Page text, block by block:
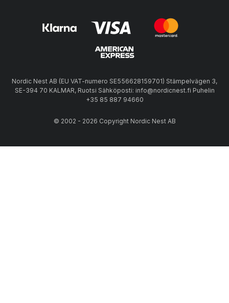
Nordic Nest AB (EU VAT-numero SE556628159701) Stämpelvägen 3,
SE-394 70 KALMAR, Ruotsi Sähköposti: info@nordicnest.fi Puhelin
+35 85 887 94660
© 2002 - 2026 Copyright Nordic Nest AB